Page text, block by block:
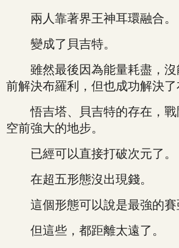
兩人靠著界王神耳環融合。
變成了貝吉特。
雖然最後因為能量耗盡，沒
前解決布羅利，但也成功解決了
悟吉塔、貝吉特的存在，戰
空前強大的地步。
已經可以直接打破次元了。
在超五形態沒出現錢。
這個形態可以說是最強的賽
但這些，都距離太遠了。